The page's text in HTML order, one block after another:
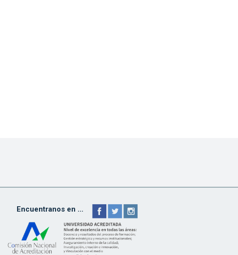
Encuentranos en ...